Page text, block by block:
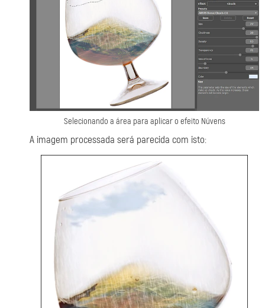
Selecionando a área para aplicar o efeito Núvens
A imagem processada será parecida com isto: